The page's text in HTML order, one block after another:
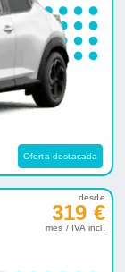
Oferta destacada
desde
319 €
mes / IVA incl.